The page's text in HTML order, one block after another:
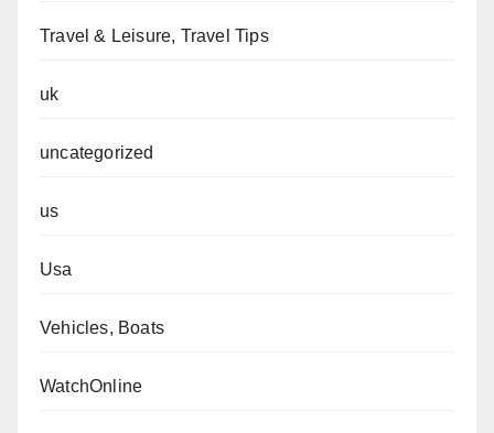
Travel & Leisure, Travel Tips
uk
uncategorized
us
Usa
Vehicles, Boats
WatchOnline